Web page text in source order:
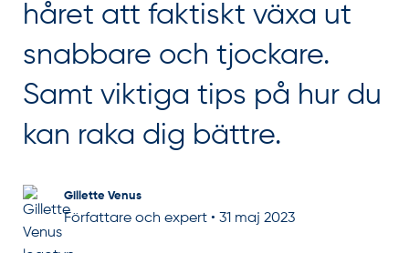
Gillette Venus
Författare och expert • 31 maj 2023
håret att faktiskt växa ut
snabbare och tjockare.
Samt viktiga tips på hur du
kan raka dig bättre.